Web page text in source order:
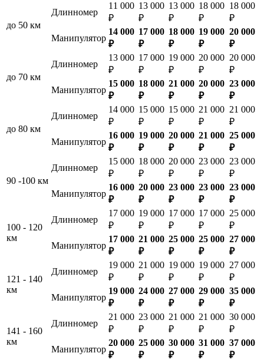
до 50 км
Длинномер
11 000
₽
13 000
₽
13 000
₽
18 000
₽
18 000
₽
Манипулятор
14 000
₽
17 000
₽
18 000
₽
19 000
₽
20 000
₽
до 70 км
Длинномер
13 000
₽
17 000
₽
19 000
₽
20 000
₽
20 000
₽
Манипулятор
15 000
₽
18 000
₽
21 000
₽
20 000
₽
23 000
₽
до 80 км
Длинномер
14 000
₽
15 000
₽
15 000
₽
21 000
₽
21 000
₽
Манипулятор
16 000
₽
19 000
₽
20 000
₽
21 000
₽
25 000
₽
90 -100 км
Длинномер
15 000
₽
18 000
₽
20 000
₽
23 000
₽
23 000
₽
Манипулятор
16 000
₽
20 000
₽
23 000
₽
23 000
₽
23 000
₽
100 - 120
км
Длинномер
17 000
₽
19 000
₽
17 000
₽
17 000
₽
25 000
₽
Манипулятор
17 000
₽
21 000
₽
25 000
₽
25 000
₽
27 000
₽
121 - 140
км
Длинномер
19 000
₽
21 000
₽
19 000
₽
19 000
₽
27 000
₽
Манипулятор
19 000
₽
24 000
₽
27 000
₽
29 000
₽
35 000
₽
141 - 160
км
Длинномер
21 000
₽
23 000
₽
21 000
₽
21 000
₽
30 000
₽
Манипулятор
20 000
₽
25 000
₽
30 000
₽
31 000
₽
37 000
₽